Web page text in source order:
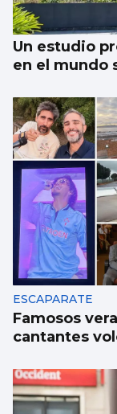
Un estudio
en el mundo
ESCAPARATE
Famosos
cantantes